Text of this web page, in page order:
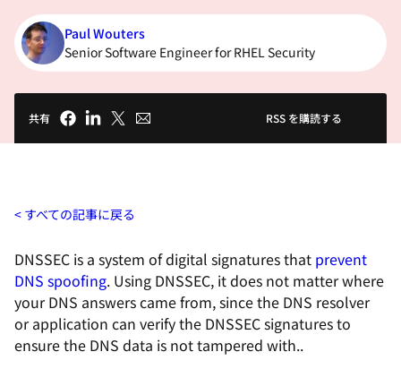
Paul Wouters
Senior Software Engineer for RHEL Security
共有 RSS を購読する
すべての記事に戻る
DNSSEC is a system of digital signatures that prevent
DNS spoofing. Using DNSSEC, it does not matter where
your DNS answers came from, since the DNS resolver
or application can verify the DNSSEC signatures to
ensure the DNS data is not tampered with..